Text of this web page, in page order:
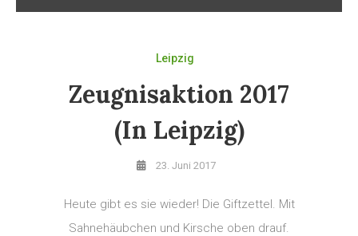
Leipzig
Zeugnisaktion 2017
(in Leipzig)
23. Juni 2017
Heute gibt es sie wieder! Die Giftzettel. Mit
Sahnehäubchen und Kirsche oben drauf.